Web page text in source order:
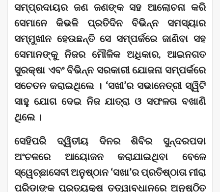
ସମ୍ପ୍ରଦାୟର ଜଣ ଜଣଙ୍କ ସହ ଆଲୋଚନା କରି
ସେମାନେ କିଭଳି ପ୍ରତିଦିନ ବିଭିନ୍ନ ସମସ୍ୟାର
ସମ୍ମୁଖୀନ ହେଉଛନ୍ତି ସେ ସମ୍ପର୍କରେ ଜାଣିବା ସହ
ସେମାନଙ୍କୁ ନିଜର ମୌଳିକ ଅଧିକାର, ଆଇନଗତ
ସୁରକ୍ଷା ଏବଂ ବିଭିନ୍ନ ସରକାରୀ ଯୋଜନା ସମ୍ପର୍କରେ
ସଚେତନ କରାଇଥିଲେ । ‘ସଖୀ’ର ସଭାନେତ୍ରୀ ସ୍ୱିଟି
ସାହୁ ଯୋଗ ଦେଇ ନିଜ ଯାତ୍ରା ଓ ସଫଳତା ବଖାଣି
ଥିଲେ ।
ସେହିପରି ଦ୍ୱିତୀୟ ଦିନର ଶିବିର ସୁନ୍ଦରପଦା
ଅଂଚଳରେ ଆୟୋଜନ କରାଯାଇଥିବା ବେଳେ
ସ୍ୱେଚ୍ଛାସେବୀ ଅନୁଷ୍ଠାନ ‘ସଖା’ର ପ୍ରତିଷ୍ଠାତା ମୀରା
ପରିଡ଼ାଙ୍କ ପ୍ରତ୍ୟକ୍ଷ ତତ୍ୱାବଧାନରେ ଅନୁଷ୍ଠିତ